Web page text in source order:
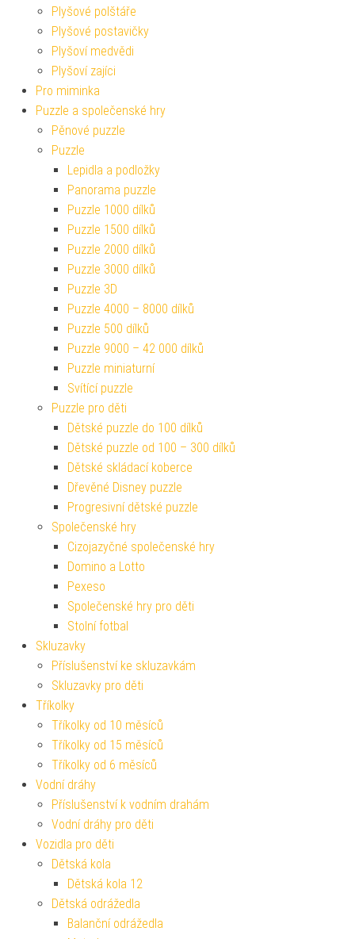
Plyšové polštáře
Plyšové postavičky
Plyšoví medvědi
Plyšoví zajíci
Pro miminka
Puzzle a společenské hry
Pěnové puzzle
Puzzle
Lepidla a podložky
Panorama puzzle
Puzzle 1000 dílků
Puzzle 1500 dílků
Puzzle 2000 dílků
Puzzle 3000 dílků
Puzzle 3D
Puzzle 4000 – 8000 dílků
Puzzle 500 dílků
Puzzle 9000 – 42 000 dílků
Puzzle miniaturní
Svítící puzzle
Puzzle pro děti
Dětské puzzle do 100 dílků
Dětské puzzle od 100 – 300 dílků
Dětské skládací koberce
Dřevěné Disney puzzle
Progresivní dětské puzzle
Společenské hry
Cizojazyčné společenské hry
Domino a Lotto
Pexeso
Společenské hry pro děti
Stolní fotbal
Skluzavky
Příslušenství ke skluzavkám
Skluzavky pro děti
Tříkolky
Tříkolky od 10 měsíců
Tříkolky od 15 měsíců
Tříkolky od 6 měsíců
Vodní dráhy
Příslušenství k vodním drahám
Vodní dráhy pro děti
Vozidla pro děti
Dětská kola
Dětská kola 12
Dětská odrážedla
Balanční odrážedla